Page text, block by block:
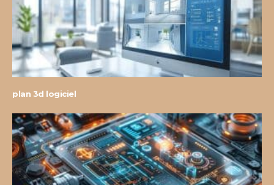
plan 3d logiciel